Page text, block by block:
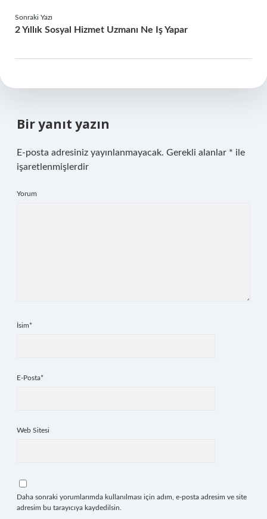
Sonraki Yazı
2 Yıllık Sosyal Hizmet Uzmanı Ne Iş Yapar
Bir yanıt yazın
E-posta adresiniz yayınlanmayacak. Gerekli alanlar * ile
işaretlenmişlerdir
Yorum
İsim*
E-Posta*
Web Sitesi
Daha sonraki yorumlarımda kullanılması için adım, e-posta adresim ve site
adresim bu tarayıcıya kaydedilsin.